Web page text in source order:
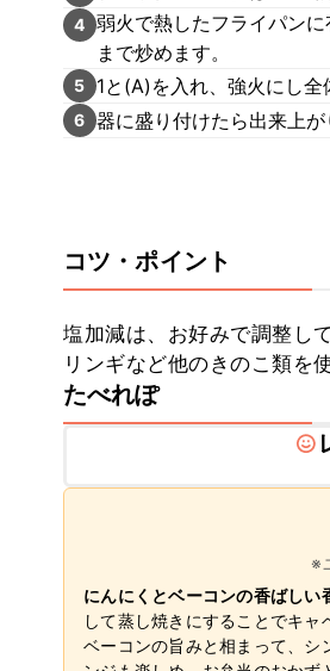
4 弱火で熱したフライパン
まで炒めます。
5 1と(A)を入れ、強火にし全
6 器に盛り付けたら出来上が
コツ・ポイント
塩加減は、お好みで調整し
リンギなど他のきのこ類を
たべれぽ
※
にんにくとベーコンの香ばしい
して蒸し焼きにすることでキャ
ベーコンの旨みと相まって、シ